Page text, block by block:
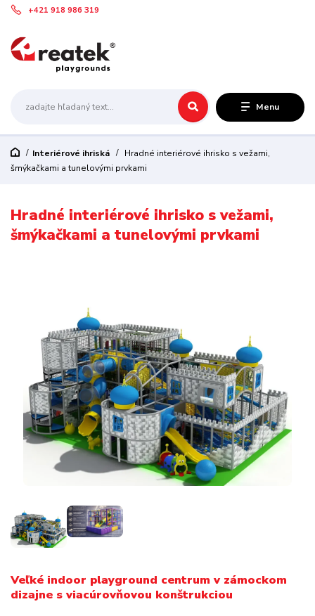
Menu
+421 918 986 319
Interiérové ihriská
Hradné interiérové ihrisko s vežami,
šmýkačkami a tunelovými prvkami
Hradné interiérové ihrisko s vežami,
šmýkačkami a tunelovými prvkami
Veľké indoor playground centrum v zámockom
dizajne s viacúrovňovou konštrukciou